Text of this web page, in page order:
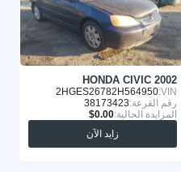
HONDA CIVIC 2002
VIN:
2HGES26782H564950
رقم القرعة:38173423
المزايدة الحالية:
زايد الآن